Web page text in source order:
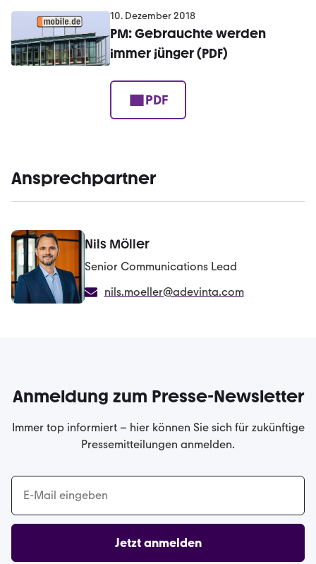
10. Dezember 2018
PM: Gebrauchte werden
immer jünger (PDF)
PDF
Ansprechpartner
Nils Möller
Senior Communications Lead
nils.moeller@adevinta.com
Anmeldung zum Presse-Newsletter
Immer top informiert – hier können Sie sich für zukünftige
Pressemitteilungen anmelden.
Jetzt anmelden